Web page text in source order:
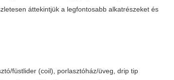
áttekintjük a legfontosabb alkatrészeket és
füstlider (coil), porlasztóház/üveg, drip tip